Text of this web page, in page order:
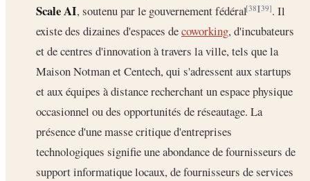
Scale AI, soutenu par le gouvernement fédéral[38][39]. Il
existe des dizaines d'espaces decoworking, d'incubateurs
et de centres d'innovation à travers la ville, tels que la
Maison Notman et Centech, qui s'adressent aux startups
et aux équipes à distance recherchant un espace physique
occasionnel ou des opportunités de réseautage. La
présence d'une masse critique d'entreprises
technologiques signifie une abondance de fournisseurs de
support informatique locaux, de fournisseurs de services